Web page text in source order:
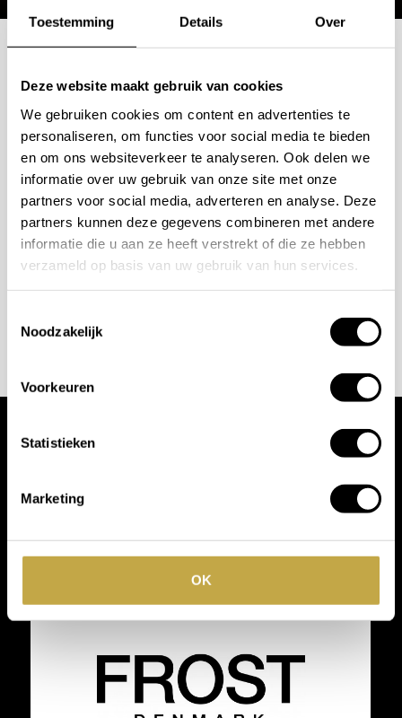
Toestemming Details Over
Deze website maakt gebruik van cookies
We gebruiken cookies om content en advertenties te
personaliseren, om functies voor social media te bieden
en om ons websiteverkeer te analyseren. Ook delen we
informatie over uw gebruik van onze site met onze
partners voor social media, adverteren en analyse. Deze
partners kunnen deze gegevens combineren met andere
informatie die u aan ze heeft verstrekt of die ze hebben
verzameld op basis van uw gebruik van hun services.
Noodzakelijk
Voorkeuren
Statistieken
Marketing
OK
Mogelijkheden
bespreken?
Wilt u ook iedere dag genieten van een luxe badkamer?
Neem contact met ons op voor een intake gesprek.
+31 10 28 575 85
projects@stonecompany.nl
Wij werken met
toonaangevende
merken